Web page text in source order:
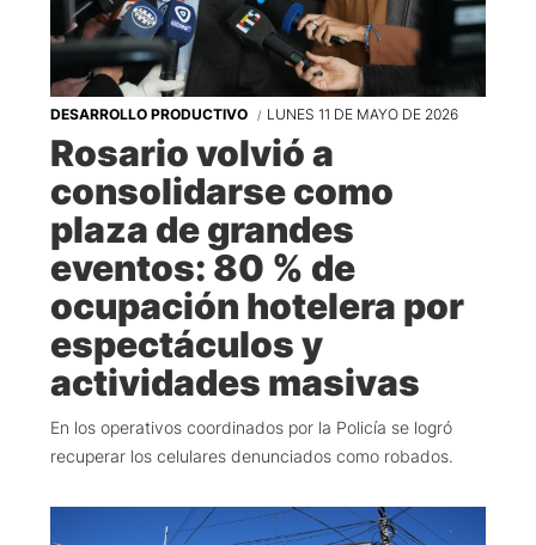
DESARROLLO PRODUCTIVO LUNES 11 DE MAYO DE 2026
Rosario volvió a
consolidarse como
plaza de grandes
eventos: 80 % de
ocupación hotelera por
espectáculos y
actividades masivas
En los operativos coordinados por la Policía se logró
recuperar los celulares denunciados como robados.